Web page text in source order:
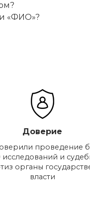
«ФИО»?
Доверие
проведение
исследований и
органы
власти